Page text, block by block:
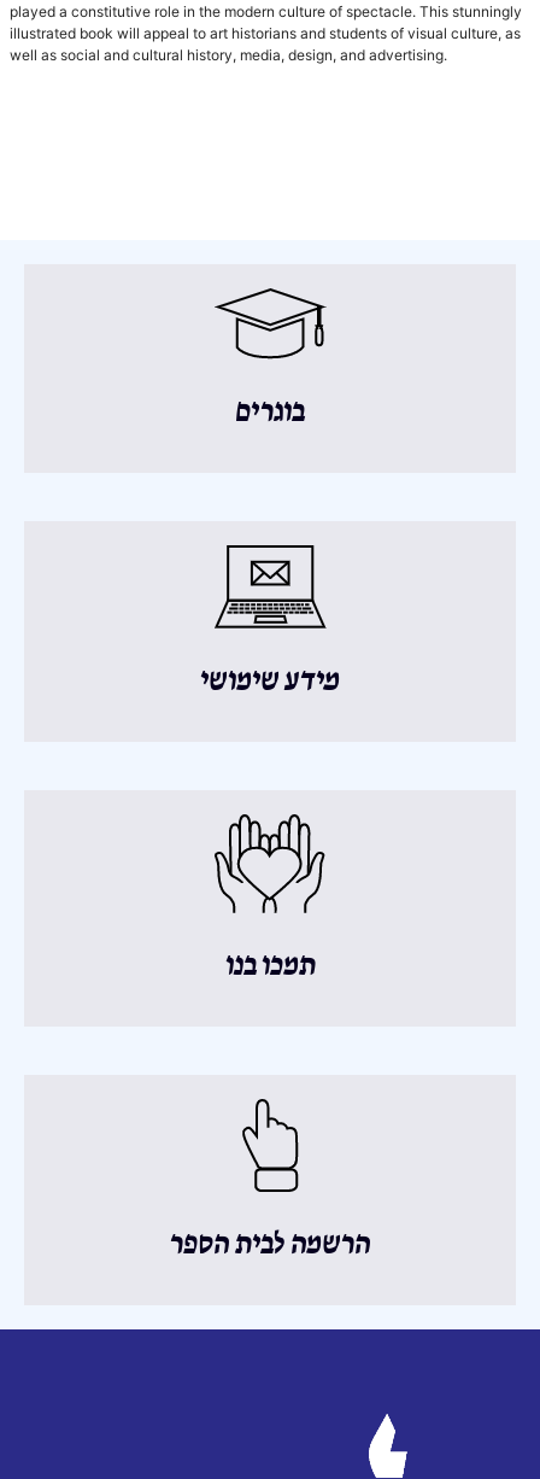
played a constitutive role in the modern culture of spectacle. This stunningly
illustrated book will appeal to art historians and students of visual culture, as
well as social and cultural history, media, design, and advertising.
בוגרים
מידע שימושי
תמכו בנו
הרשמה לבית הספר